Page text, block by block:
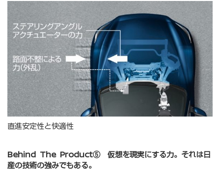
直進安定性と快適性
Behind The Product⑤ 仮想を現実にする力。それは日
産の技術の強みでもある。